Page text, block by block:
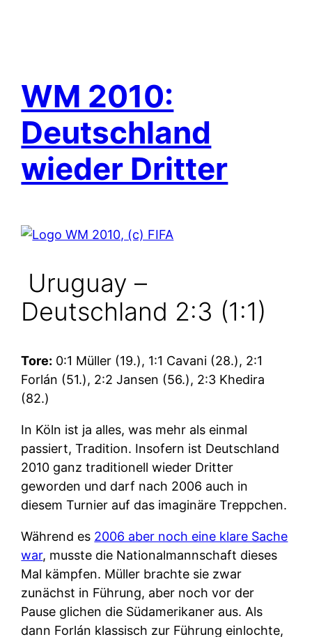
WM 2010:
Deutschland
wieder Dritter
Uruguay –
Deutschland 2:3 (1:1)
Tore: 0:1 Müller (19.), 1:1 Cavani (28.), 2:1
Forlán (51.), 2:2 Jansen (56.), 2:3 Khedira
(82.)
In Köln ist ja alles, was mehr als einmal
passiert, Tradition. Insofern ist Deutschland
2010 ganz traditionell wieder Dritter
geworden und darf nach 2006 auch in
diesem Turnier auf das imaginäre Treppchen.
Während es 2006 aber noch eine klare Sache
war, musste die Nationalmannschaft dieses
Mal kämpfen. Müller brachte sie zwar
zunächst in Führung, aber noch vor der
Pause glichen die Südamerikaner aus. Als
dann Forlán klassisch zur Führung einlochte,